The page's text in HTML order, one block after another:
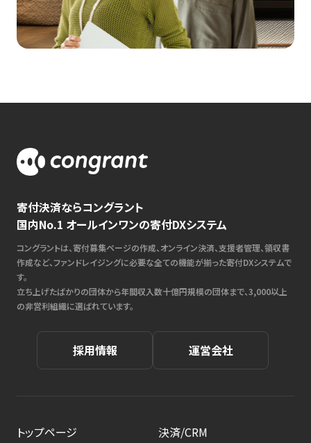
寄付決済ならコングラント
国内No.1 オールインワンの寄付DXシステム
コングラントは、寄付募集ページの作成、オンライン決済、支援者管理、領収書
作成など、ファンドレイジングに必要な全ての機能が揃った寄付DXシステムで
す。
立ち上げたばかりの団体から年間収入数十億円規模の団体まで、3,000以上
の非営利組織に選ばれています。
採用情報 運営会社
トップページ
決済/CRM